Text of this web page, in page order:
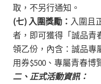
取，不另行通知。
(七) 入圍獎勵： 入圍且
者，即可獲得「誠品青
領乙份，內含：誠品專
用券$500、專屬青春博
二、正式活動資訊：